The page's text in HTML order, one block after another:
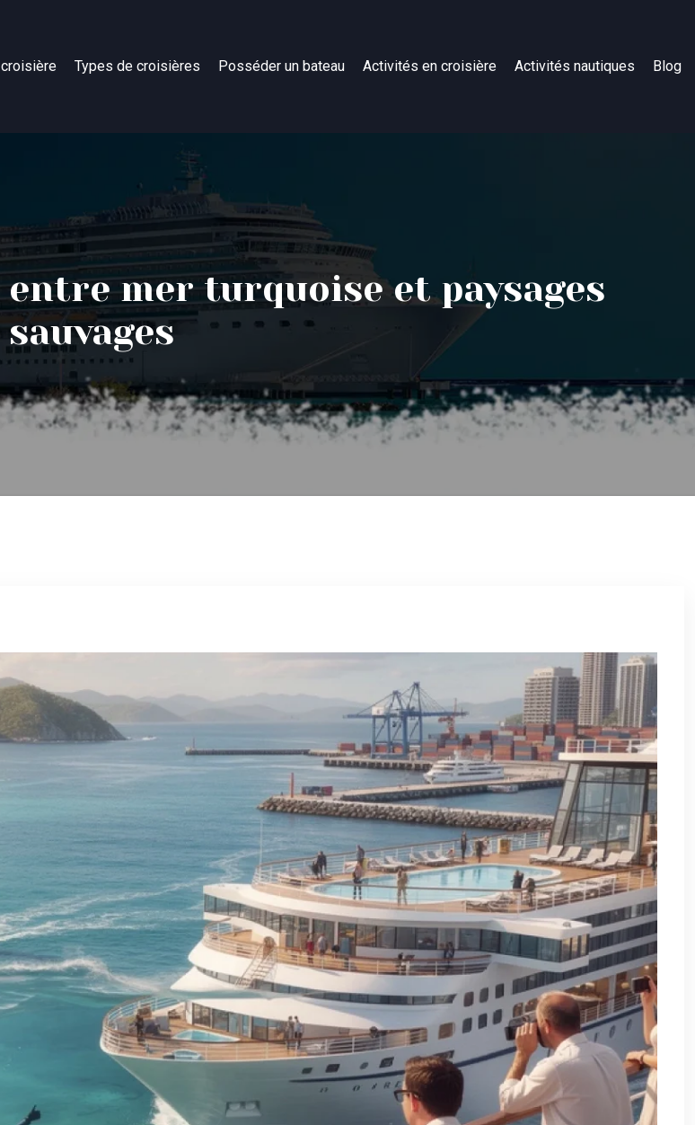
Types de croisières Posséder un bateau Activités en croisière Activités nautiques Blog
mer turquoise et paysages
sauvages